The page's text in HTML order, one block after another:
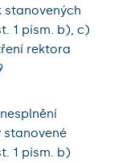
stanovených
1 písm. b), c)
rektora
stanovené
1 písm. b)